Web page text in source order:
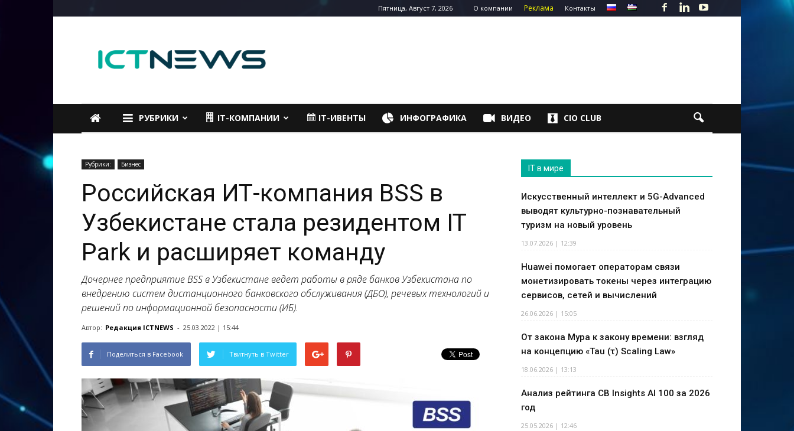
Пятница, Август 7, 2026 О компании Реклама Контакты
РУБРИКИ IT-КОМПАНИИ IT-ИВЕНТЫ ИНФОГРАФИКА ВИДЕО CIO CLUB
Рубрики: Бизнес
Российская ИТ-компания BSS в
Узбекистане стала резидентом IT
Park и расширяет команду
Дочернее предприятие BSS в Узбекистане ведет работы в ряде банков Узбекистана по
внедрению систем дистанционного банковского обслуживания (ДБО), речевых технологий и
решений по информационной безопасности (ИБ).
Автор: Редакция ICTNEWS - 25.03.2022 | 15:44
Поделиться в Facebook Твитнуть в Twitter
IT в мире
Искусственный интеллект и 5G-Advanced
выводят культурно-познавательный
туризм на новый уровень
13.07.2026 | 12:39
Huawei помогает операторам связи
монетизировать токены через интеграцию
сервисов, сетей и вычислений
26.06.2026 | 15:05
От закона Мура к закону времени: взгляд
на концепцию «Tau (τ) Scaling Law»
18.06.2026 | 13:13
Анализ рейтинга CB Insights AI 100 за 2026
год
25.05.2026 | 12:46